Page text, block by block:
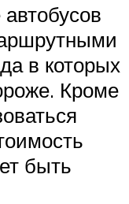
в которых
Кроме
быть